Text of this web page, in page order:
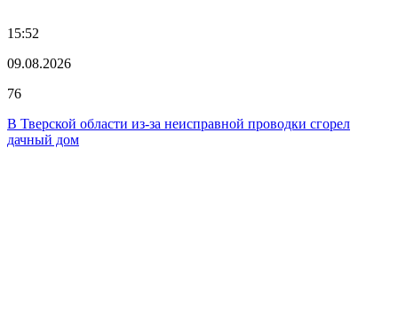
15:52
09.08.2026
76
В Тверской области из-за неисправной проводки сгорел
дачный дом